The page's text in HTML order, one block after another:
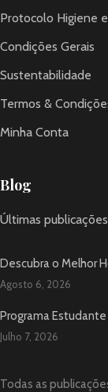
Protocolo Higiene
Condições Gerais
Sustentabilidade
Termos &
Minha Conta
Blog
Últimas publicações
Descubra o Melhor
Agosto 6, 2026
Programa
Julho 7, 2026
Todas as